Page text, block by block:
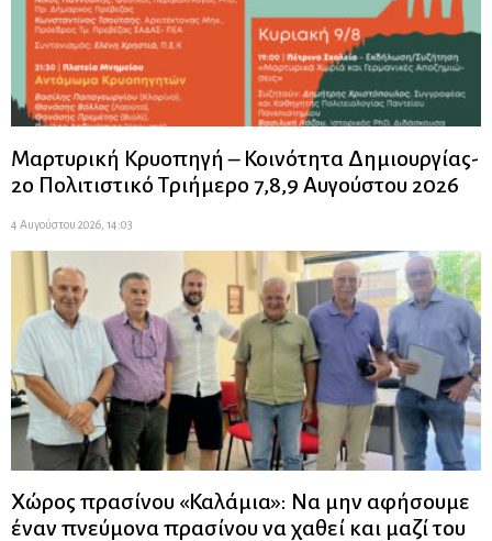
Μαρτυρική Κρυοπηγή – Κοινότητα Δημιουργίας-
2ο Πολιτιστικό Τριήμερο 7,8,9 Αυγούστου 2026
4 Αυγούστου 2026, 14:03
Χώρος πρασίνου «Καλάμια»: Να μην αφήσουμε
έναν πνεύμονα πρασίνου να χαθεί και μαζί του